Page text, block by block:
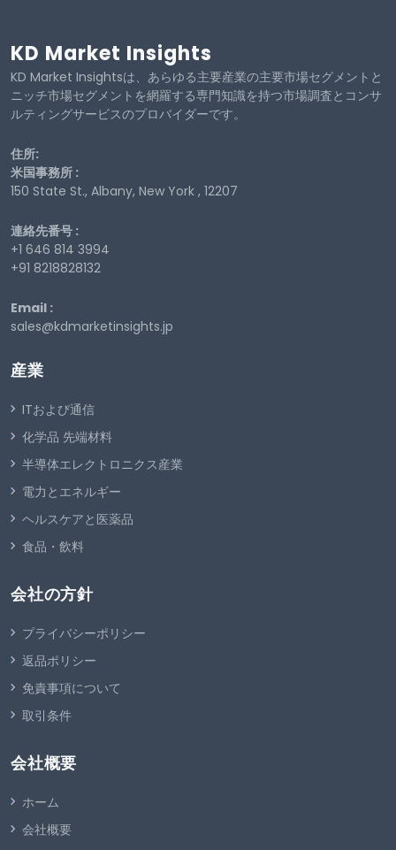
KD Market Insights
KD Market Insightsは、あらゆる主要産業の主要市場セグメントと
ニッチ市場セグメントを網羅する専門知識を持つ市場調査とコンサ
ルティングサービスのプロバイダーです。
住所:
米国事務所 :
150 State St., Albany, New York , 12207
連絡先番号 :
+1 646 814 3994
+91 8218828132
Email :
sales@kdmarketinsights.jp
産業
ITおよび通信
化学品 先端材料
半導体エレクトロニクス産業
電力とエネルギー
ヘルスケアと医薬品
食品・飲料
会社の方針
プライバシーポリシー
返品ポリシー
免責事項について
取引条件
会社概要
ホーム
会社概要